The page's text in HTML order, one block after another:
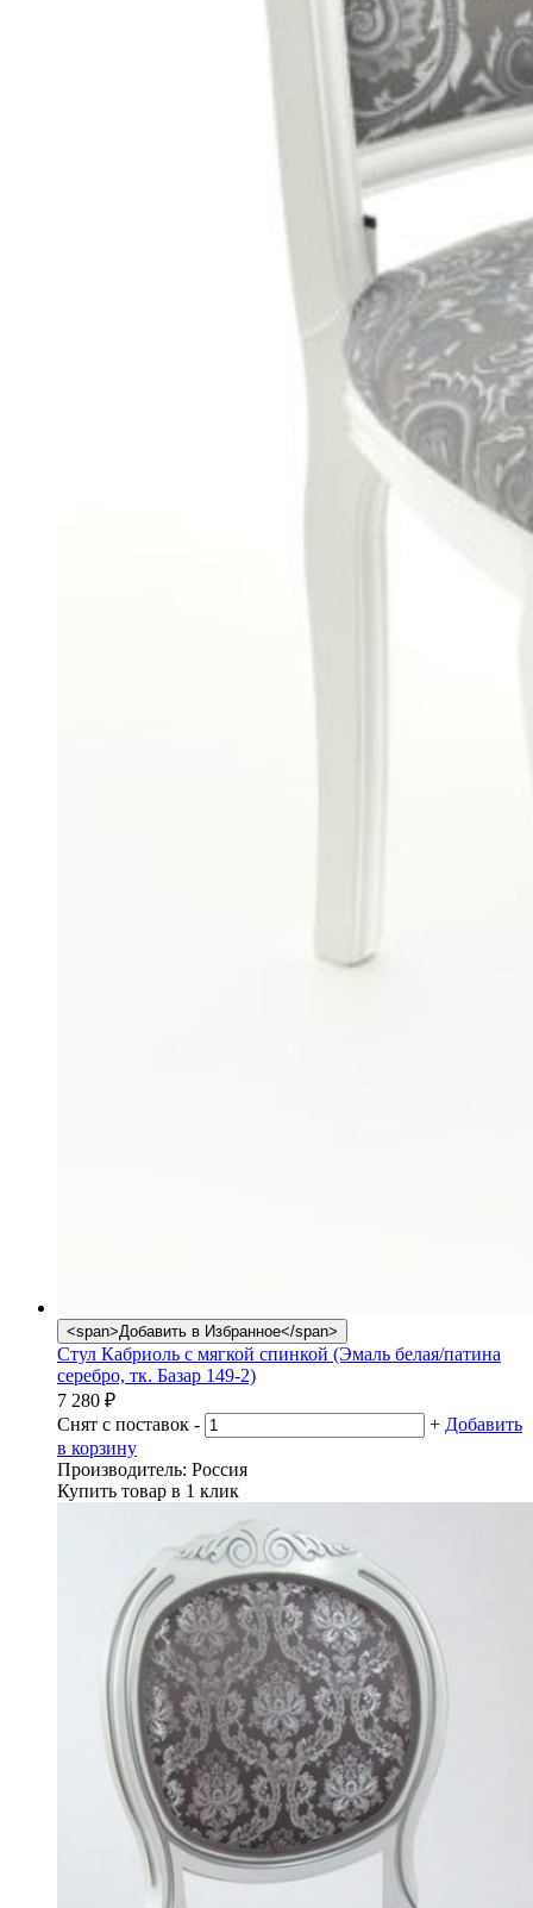
<span>Добавить в Избранное</span>
Стул Кабриоль с мягкой спинкой (Эмаль белая/патина
серебро, тк. Базар 149-2)
7 280 ₽
Снят с поставок - + Добавить
в корзину
Производитель: Россия
Купить товар в 1 клик